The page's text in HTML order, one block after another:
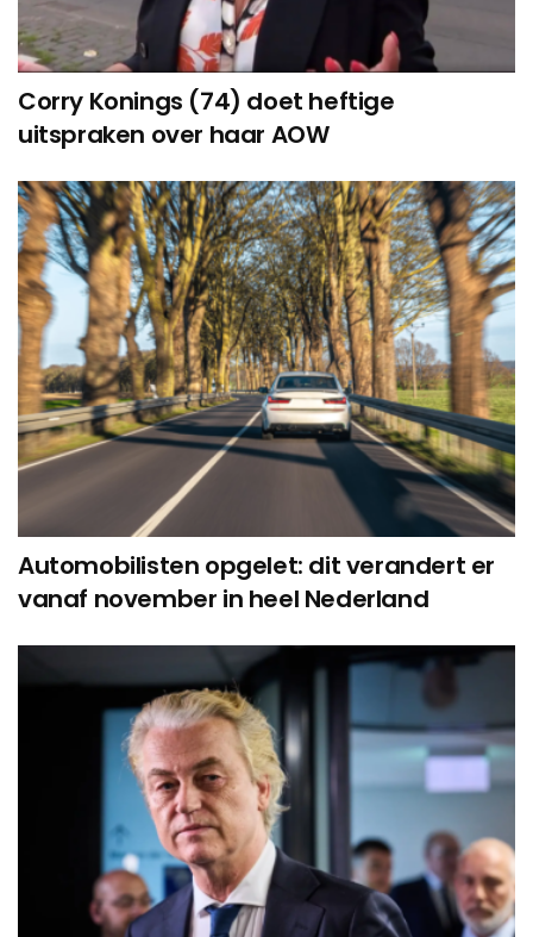
Corry Konings (74) doet heftige
uitspraken over haar AOW
Automobilisten opgelet: dit verandert er
vanaf november in heel Nederland